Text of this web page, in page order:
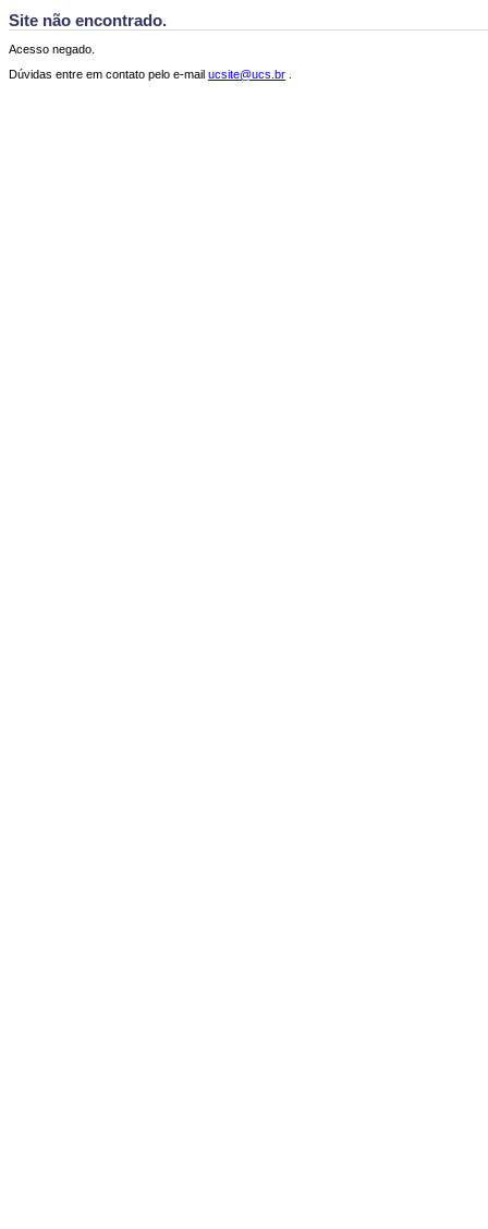
Site não encontrado.
Acesso negado.
Dúvidas entre em contato pelo e-mail ucsite@ucs.br